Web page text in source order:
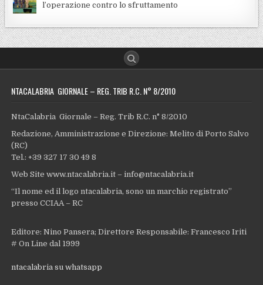
l’operazione contro lo sfruttamento
NTACALABRIA GIORNALE – REG. TRIB R.C. N° 8/2010
NtaCalabria Giornale – Reg. Trib R.C. n° 8/2010
Redazione, Amministrazione e Direzione: Melito di Porto Salvo
(RC)
Tel.: +39 327 17 30 49 8
Web Site www.ntacalabria.it – info@ntacalabria.it
“Il nome ed il logo ntacalabria, sono un marchio registrato”
presso CCIAA – RC
Editore: Nino Pansera; Direttore Responsabile: Francesco Iriti
# On Line dal 1999
ntacalabria su whatsapp